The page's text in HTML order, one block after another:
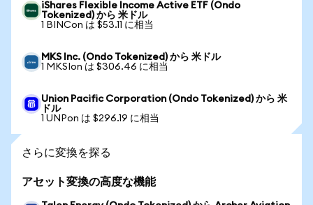
iShares Flexible Income Active ETF (Ondo
Tokenized) から 米ドル
1 BINCon は $53.11 に相当
MKS Inc. (Ondo Tokenized) から 米ドル
1 MKSIon は $306.46 に相当
Union Pacific Corporation (Ondo Tokenized) から 米
ドル
1 UNPon は $296.19 に相当
さらに変換を探る
アセット変換の高度な機能